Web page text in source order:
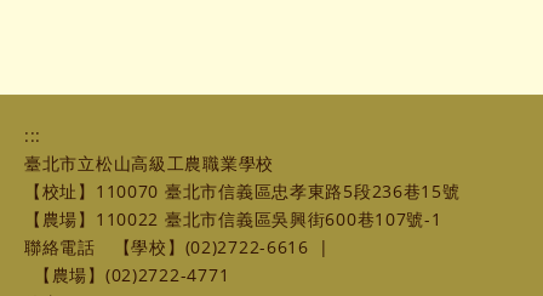
:::
臺北市立松山高級工農職業學校
【校址】110070 臺北市信義區忠孝東路5段236巷15號
【農場】110022 臺北市信義區吳興街600巷107號-1
聯絡電話
【學校】(02)2722-6616
|
【農場】(02)2722-4771